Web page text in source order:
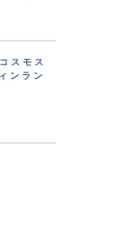
スモス
ンラン